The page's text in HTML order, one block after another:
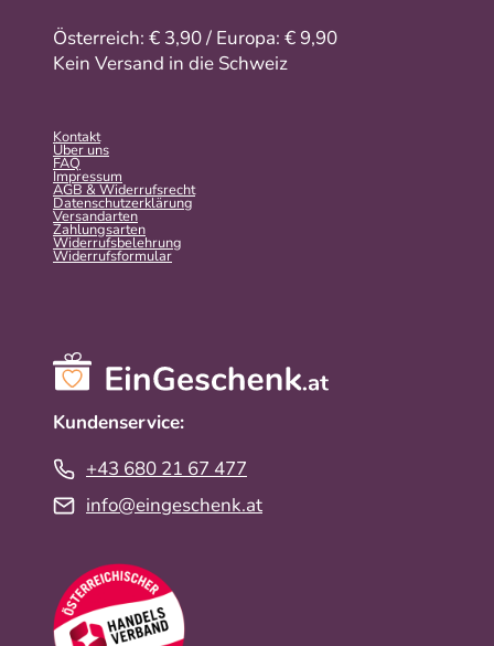
Österreich: € 3,90 / Europa: € 9,90
Kein Versand in die Schweiz
Kontakt
Über uns
FAQ
Impressum
AGB & Widerrufsrecht
Datenschutzerklärung
Versandarten
Zahlungsarten
Widerrufsbelehrung
Widerrufs­formular
Kundenservice:
+43 680 21 67 477
info@eingeschenk.at